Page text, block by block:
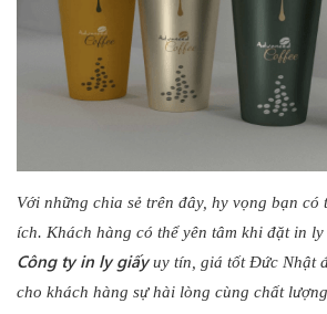
Với những chia sẻ trên đây, hy vọng bạn có
ích. Khách hàng có thể yên tâm khi đặt in
Công ty in ly giấyuy tín, giá tốt Đức Nhật
cho khách hàng sự hài lòng cùng chất